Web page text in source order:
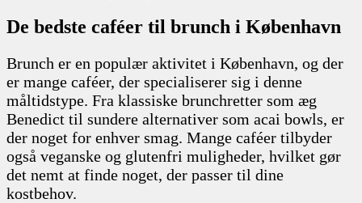
De bedste caféer til brunch i København
Brunch er en populær aktivitet i København, og der
er mange caféer, der specialiserer sig i denne
måltidstype. Fra klassiske brunchretter som æg
Benedict til sundere alternativer som acai bowls, er
der noget for enhver smag. Mange caféer tilbyder
også veganske og glutenfri muligheder, hvilket gør
det nemt at finde noget, der passer til dine
kostbehov.